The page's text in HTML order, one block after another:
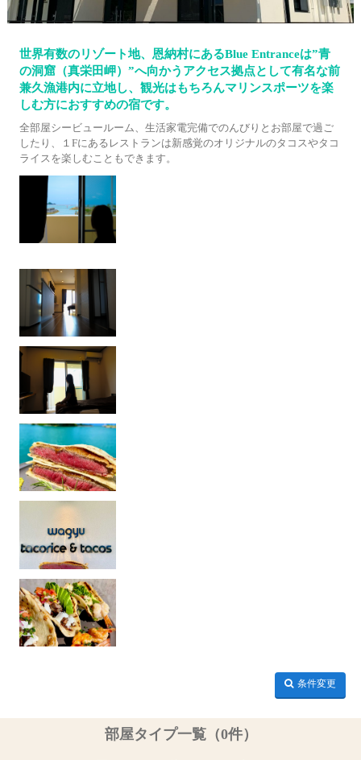
世界有数のリゾート地、恩納村にあるBlue Entranceは”青
の洞窟（真栄田岬）”へ向かうアクセス拠点として有名な前
兼久漁港内に立地し、観光はもちろんマリンスポーツを楽
しむ方におすすめの宿です。
全部屋シービュールーム、生活家電完備でのんびりとお部屋で過ご
したり、１Fにあるレストランは新感覚のオリジナルのタコスやタコ
ライスを楽しむこともできます。
条件変更
部屋タイプ一覧（0件）